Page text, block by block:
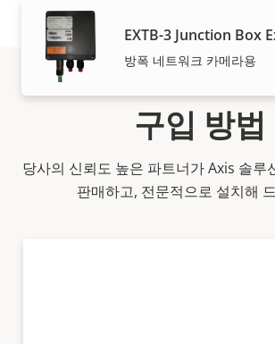
EXTB-3 Junction Box
방폭 네트워크 카메라용
구입 방법
당사의 신뢰도 높은 파트너가 Axis 솔루
판매하고, 전문적으로 설치해